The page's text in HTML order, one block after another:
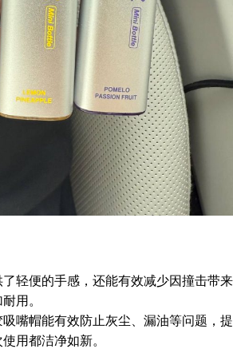
了轻便的手感，还能有效减少因撞击带来
用。
吸嘴帽能有效防止灰尘、漏油等问题，提
用都洁净如新。